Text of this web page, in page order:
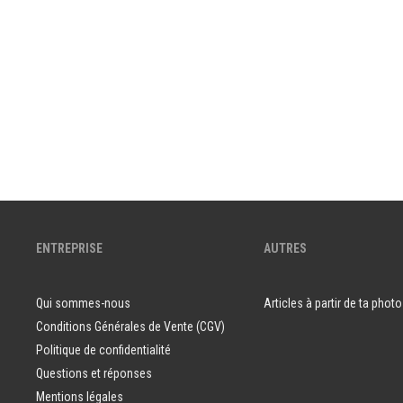
ENTREPRISE
Qui sommes-nous
Conditions Générales de Vente (CGV)
Politique de confidentialité
Questions et réponses
Mentions légales
AUTRES
Articles à partir de ta photo